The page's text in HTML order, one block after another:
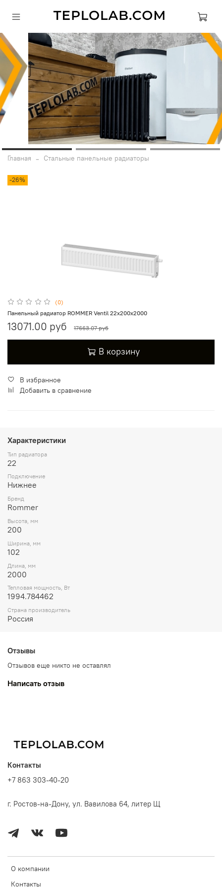
Главная Стальные панельные радиаторы
-26%
(0)
Панельный радиатор ROMMER Ventil 22х200х2000
13071.00 руб 17663.07 руб
В корзину
В избранное
Добавить в сравнение
Характеристики
Тип радиатора
22
Подключение
Нижнее
Бренд
Rommer
Высота, мм
200
Ширина, мм
102
Длина, мм
2000
Тепловая мощность, Вт
1994.784462
Страна производитель
Россия
Отзывы
Отзывов еще никто не оставлял
Написать отзыв
О компании
Контакты
Контакты
+7 863 303-40-20
г. Ростов-на-Дону, ул. Вавилова 64, литер Щ